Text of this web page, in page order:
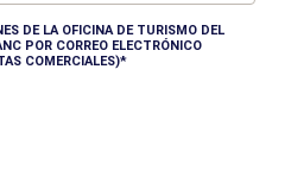
DE LA OFICINA DE TURISMO DEL
POR CORREO ELECTRÓNICO
COMERCIALES)